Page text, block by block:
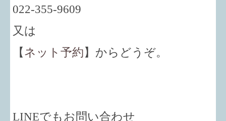
022-355-9609
又は
【 ネット予約 】からどうぞ。
LINEでもお問い合わせ